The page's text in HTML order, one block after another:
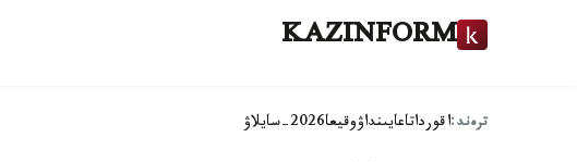
KAZINFORM
ترەند:اقورداتاعايىنداۋوقيعا2026-سايلاۋ